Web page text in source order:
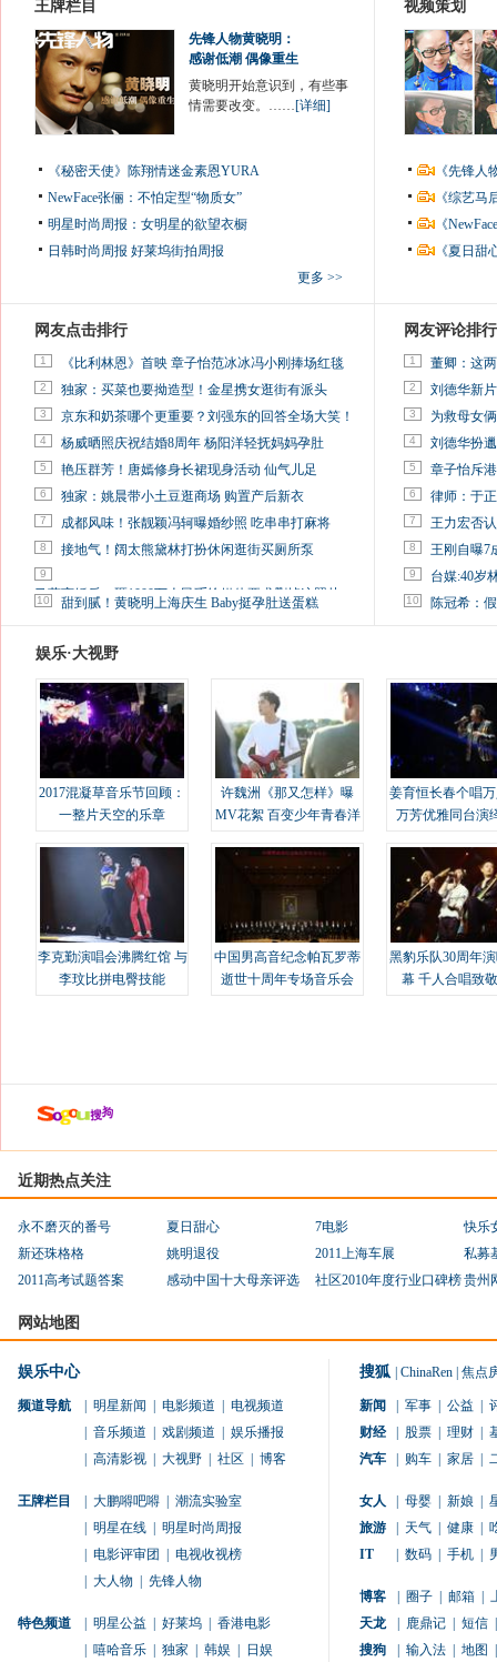
王牌栏目
先锋人物黄晓明：
感谢低潮 偶像重生
黄晓明开始意识到，有些事
情需要改变。……[详细]
《秘密天使》陈翔情迷金素恩YURA
NewFace张俪：不怕定型“物质女”
明星时尚周报：女明星的欲望衣橱
日韩时尚周报 好莱坞街拍周报
更多 >>
视频策划
《先锋
《综艺
《
《夏日
网友点击排行
1 《比利林恩》首映 章子怡范冰冰冯小刚捧场红毯
2 独家：买菜也要拗造型！金星携女逛街有派头
3 京东和奶茶哪个更重要？刘强东的回答全场大笑！
4 杨威晒照庆祝结婚8周年 杨阳洋轻抚妈妈孕肚
5 艳压群芳！唐嫣修身长裙现身活动 仙气儿足
6 独家：姚晨带小土豆逛商场 购置产后新衣
7 成都风味！张靓颖冯轲曝婚纱照 吃串串打麻将
8 接地气！阔太熊黛林打扮休闲逛街买厕所泵
9
马蓉离婚后，砸1000万人民币给媒体要求删掉这照片
10 甜到腻！黄晓明上海庆生 Baby挺孕肚送蛋糕
网友评论排行
1 董卿：这
2 刘德华新
3 为救母女
4 刘德华扮
5 章子怡斥
6 律师：于
7 王力宏否
8 王刚自曝7
9 台媒:40岁
10 陈冠希：
娱乐·大视野
2017混凝草音乐节回顾：
一整片天空的乐章
许魏洲《那又怎样》曝
MV花絮 百变少年青春洋
姜育恒长春个唱
万芳优雅同台演
李克勤演唱会沸腾红馆 与
李玟比拼电臀技能
中国男高音纪念帕瓦罗蒂
逝世十周年专场音乐会
黑豹乐队30周年
幕 千人合唱致
近期热点关注
永不磨灭的番号 夏日甜心 7电影
快乐
新还珠格格
姚明退役 2011上海车展
私募
2011高考试题答案
感动中国十大母亲评选 社区2010年度行业口碑榜贵州
网站地图
娱乐中心
频道导航 明星新闻 电影频道
电视频道
音乐频道 戏剧频道
娱乐播报
高清影视 大视野 社区 博客
王牌栏目 大鹏嘚吧嘚
潮流实验室
明星在线
明星时尚周报
电影评审团
电视收视榜
大人物 先锋人物
特色频道 明星公益 好莱坞
香港电影
嘻哈音乐 独家 韩娱 日娱
搜狐 ChinaRen 焦点
新闻 军事 公益
财经
股票 理财
汽车
购车 家居
女人 母婴 新娘
旅游
天气 健康
IT
数码 手机
博客 圈子 邮箱
天龙
鹿鼎记 短信
搜狗
输入法 地图